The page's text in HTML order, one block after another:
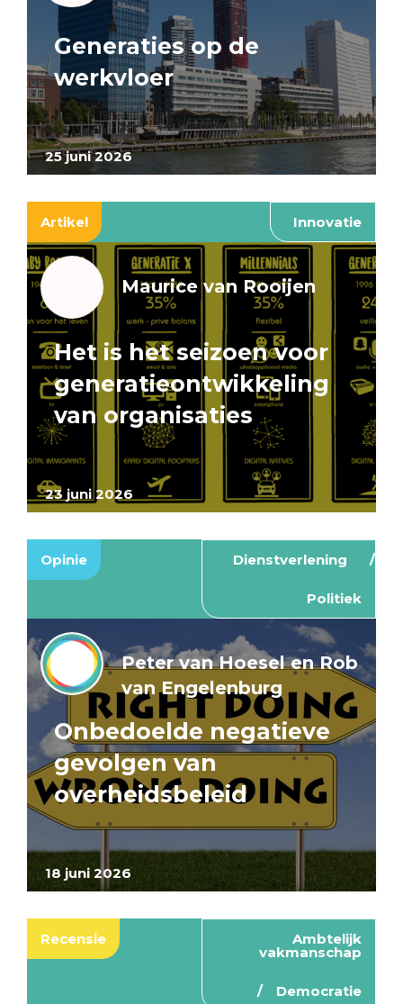
25 juni 2026
Generaties op de
werkvloer
Artikel Innovatie
23 juni 2026
Maurice van Rooijen
Het is het seizoen voor
generatieontwikkeling
van organisaties
Opinie Dienstverlening
Politiek
18 juni 2026
Peter van Hoesel en Rob
van Engelenburg
Onbedoelde negatieve
gevolgen van
overheidsbeleid
Recensie Ambtelijk
vakmanschap
Democratie